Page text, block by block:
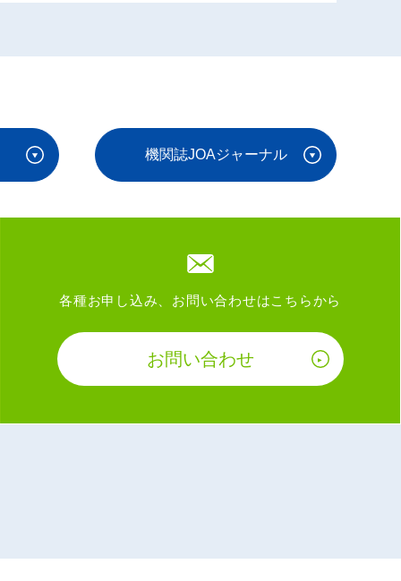
機関誌JOAジャーナル
各種お申し込み、お問い合わせはこちらから
お問い合わせ